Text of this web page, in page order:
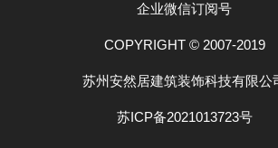
企业微信订阅号
COPYRIGHT © 2007-2019
苏州安然居建筑装饰科技有限公
苏ICP备2021013723号